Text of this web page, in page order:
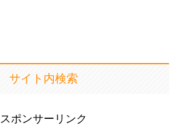
サイト内検索
スポンサーリンク